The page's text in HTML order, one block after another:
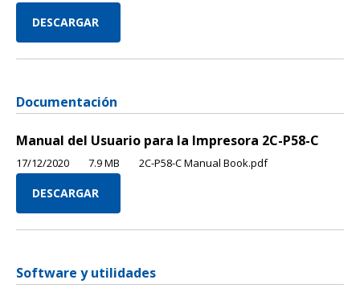
DESCARGAR
Documentación
Manual del Usuario para la Impresora 2C-P58-C
17/12/2020 7.9 MB 2C-P58-C Manual Book.pdf
DESCARGAR
Software y utilidades